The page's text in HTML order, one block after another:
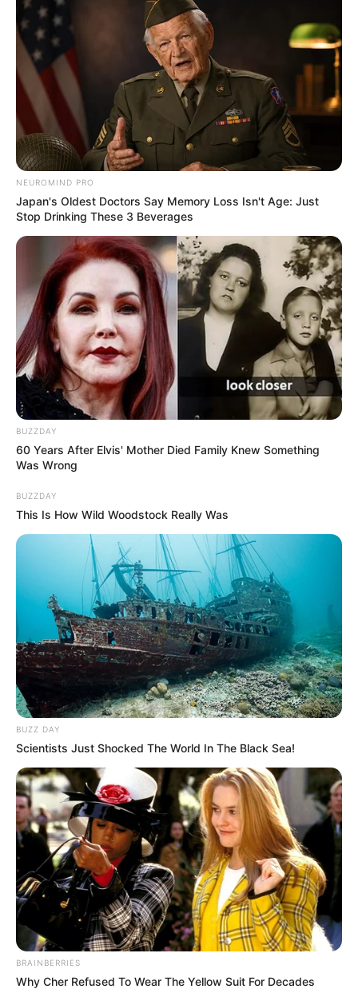
NEUROMIND PRO
Japan's Oldest Doctors Say Memory Loss Isn't Age: Just
Stop Drinking These 3 Beverages
BUZZDAY
60 Years After Elvis' Mother Died Family Knew Something
Was Wrong
BUZZDAY
This Is How Wild Woodstock Really Was
BUZZ DAY
Scientists Just Shocked The World In The Black Sea!
BRAINBERRIES
Why Cher Refused To Wear The Yellow Suit For Decades